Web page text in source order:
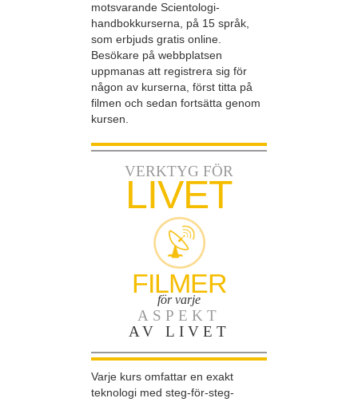
motsvarande Scientologi-
handbokkurserna, på 15 språk,
som erbjuds gratis online.
Besökare på webbplatsen
uppmanas att registrera sig för
någon av kurserna, först titta på
filmen och sedan fortsätta genom
kursen.
VERKTYG FÖR
LIVET
FILMER
för varje
ASPEKT
AV LIVET
Varje kurs omfattar en exakt
teknologi med steg-för-steg-